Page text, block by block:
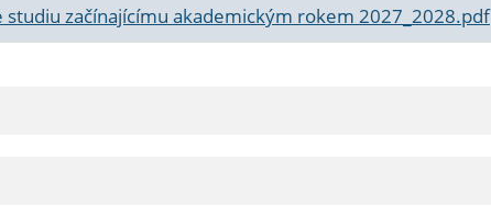
začínajícímu akademickým rokem 2027_2028.pdf